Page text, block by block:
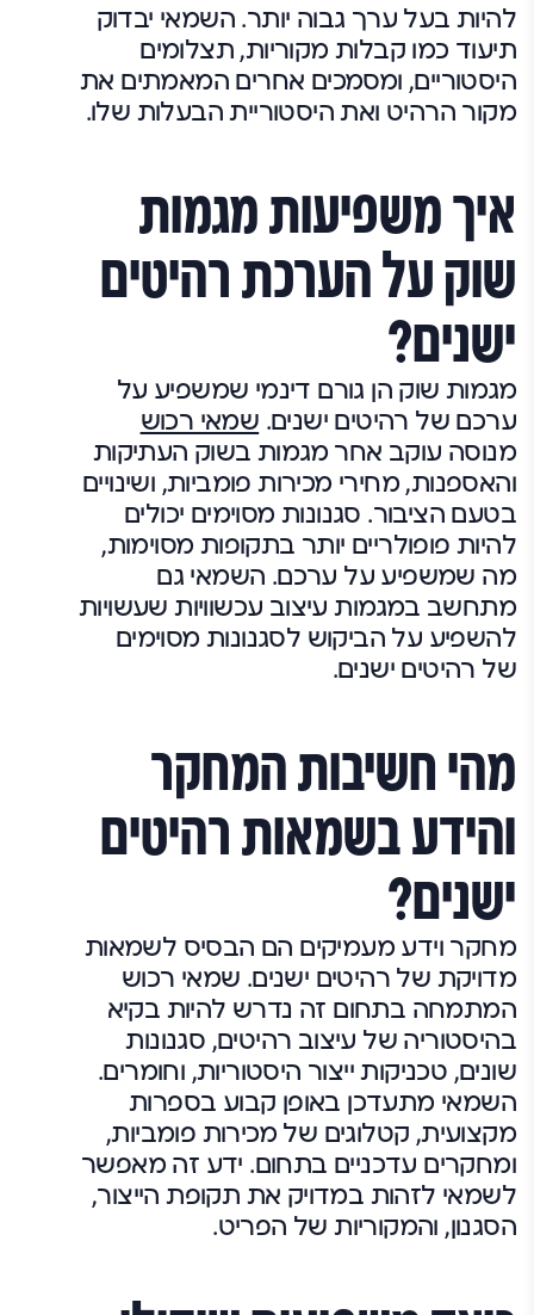
להיות בעל ערך גבוה יותר. השמאי יבדוק
תיעוד כמו קבלות מקוריות, תצלומים
היסטוריים, ומסמכים אחרים המאמתים את
מקור הרהיט ואת היסטוריית הבעלות שלו.
איך משפיעות מגמות
שוק על הערכת רהיטים
ישנים?
מגמות שוק הן גורם דינמי שמשפיע על
ערכם של רהיטים ישנים. שמאי רכוש
מנוסה עוקב אחר מגמות בשוק העתיקות
והאספנות, מחירי מכירות פומביות, ושינויים
בטעם הציבור. סגנונות מסוימים יכולים
להיות פופולריים יותר בתקופות מסוימות,
מה שמשפיע על ערכם. השמאי גם
מתחשב במגמות עיצוב עכשוויות שעשויות
להשפיע על הביקוש לסגנונות מסוימים
של רהיטים ישנים.
מהי חשיבות המחקר
והידע בשמאות רהיטים
ישנים?
מחקר וידע מעמיקים הם הבסיס לשמאות
מדויקת של רהיטים ישנים. שמאי רכוש
המתמחה בתחום זה נדרש להיות בקיא
בהיסטוריה של עיצוב רהיטים, סגנונות
שונים, טכניקות ייצור היסטוריות, וחומרים.
השמאי מתעדכן באופן קבוע בספרות
מקצועית, קטלוגים של מכירות פומביות,
ומחקרים עדכניים בתחום. ידע זה מאפשר
לשמאי לזהות במדויק את תקופת הייצור,
הסגנון, והמקוריות של הפריט.